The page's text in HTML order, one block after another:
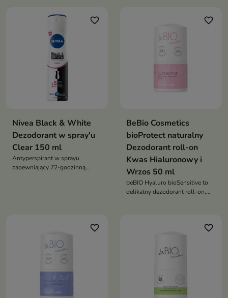
favorite_border
Nivea Black & White
Dezodorant w spray'u
Clear 150 ml
Antyperspirant w sprayu
zapewniający 72-godzinną
favorite_border
BeBio Cosmetics
bioProtect naturalny
Dezodorant roll-on
Kwas Hialuronowy i
Wrzos 50 ml
beBIO Hyaluro bioSensitive to
delikatny dezodorant roll-on,
favorite_border favorite_border